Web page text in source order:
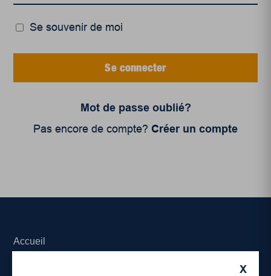
Se souvenir de moi
Se connecter
Mot de passe oublié?
Pas encore de compte? Créer un compte
X
Accueil